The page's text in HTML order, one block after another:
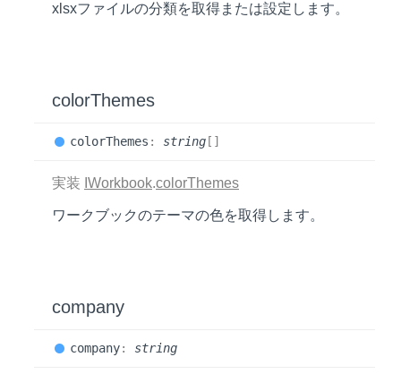
xlsxファイルの分類を取得または設定します。
colorThemes
colorThemes : string []
実装 IWorkbook.colorThemes
ワークブックのテーマの色を取得します。
company
company: string